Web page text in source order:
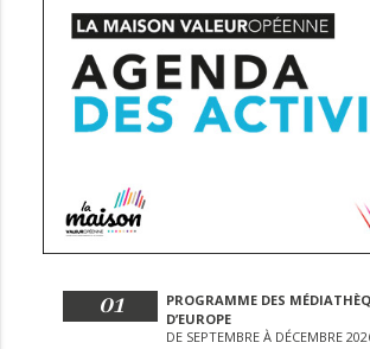
01
PROGRAMME DES
D’EUROPE
DE SEPTEMBRE À DÉCEMBRE